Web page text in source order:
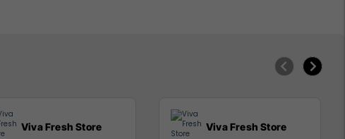
Viva Fresh Store Viva Fresh Store